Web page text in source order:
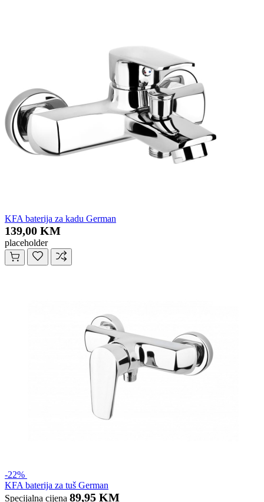
KFA baterija za kadu German
139,00 KM
placeholder
-22%
KFA baterija za tuš German
Specijalna cijena 89,95 KM